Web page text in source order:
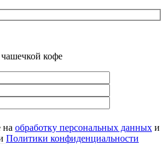
чашечкой кофе
на обработку персональных данных и
Политики конфиденциальности